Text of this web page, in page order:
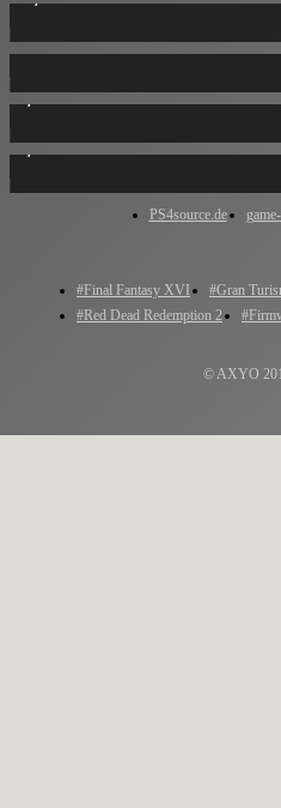
PS4source.de
#Final Fantasy XVI #Gran
#Red Dead Redemption 2
© AXYO